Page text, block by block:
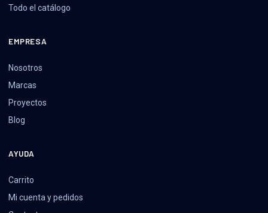
Todo el catálogo
EMPRESA
Nosotros
Marcas
Proyectos
Blog
AYUDA
Carrito
Mi cuenta y pedidos